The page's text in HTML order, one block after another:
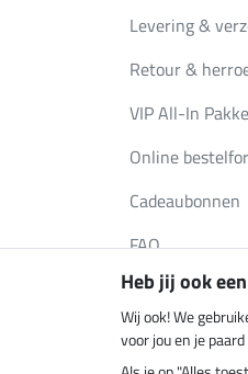
Levering &
Retour &
VIP All-In
Online
Cadeaubonnen
FAQ
Klimaatneutrale
Heb jij ook
Wij ook! We
voor jou en je